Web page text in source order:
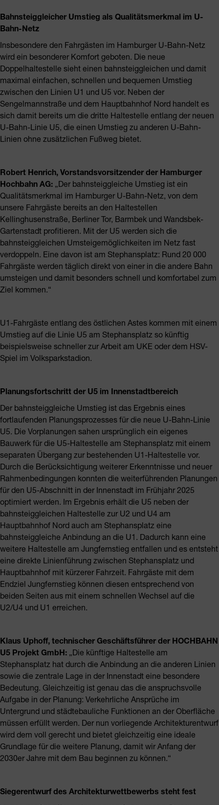
Bahnsteiggleicher Umstieg als Qualitätsmerkmal im U-
Bahn-Netz
Insbesondere den Fahrgästen im Hamburger U-Bahn-Netz
wird ein besonderer Komfort geboten. Die neue
Doppelhaltestelle sieht einen bahnsteiggleichen und damit
maximal einfachen, schnellen und bequemen Umstieg
zwischen den Linien U1 und U5 vor. Neben der
Sengelmannstraße und dem Hauptbahnhof Nord handelt es
sich damit bereits um die dritte Haltestelle entlang der neuen
U-Bahn-Linie U5, die einen Umstieg zu anderen U-Bahn-
Linien ohne zusätzlichen Fußweg bietet.
Robert Henrich, Vorstandsvorsitzender der Hamburger
Hochbahn AG: „Der bahnsteiggleiche Umstieg ist ein
Qualitätsmerkmal im Hamburger U-Bahn-Netz, von dem
unsere Fahrgäste bereits an den Haltestellen
Kellinghusenstraße, Berliner Tor, Barmbek und Wandsbek-
Gartenstadt profitieren. Mit der U5 werden sich die
bahnsteiggleichen Umsteigemöglichkeiten im Netz fast
verdoppeln. Eine davon ist am Stephansplatz: Rund 20 000
Fahrgäste werden täglich direkt von einer in die andere Bahn
umsteigen und damit besonders schnell und komfortabel zum
Ziel kommen.“
U1-Fahrgäste entlang des östlichen Astes kommen mit einem
Umstieg auf die Linie U5 am Stephansplatz so künftig
beispielsweise schneller zur Arbeit am UKE oder dem HSV-
Spiel im Volksparkstadion.
Planungsfortschritt der U5 im Innenstadtbereich
Der bahnsteiggleiche Umstieg ist das Ergebnis eines
fortlaufenden Planungsprozesses für die neue U-Bahn-Linie
U5. Die Vorplanungen sahen ursprünglich ein eigenes
Bauwerk für die U5-Haltestelle am Stephansplatz mit einem
separaten Übergang zur bestehenden U1-Haltestelle vor.
Durch die Berücksichtigung weiterer Erkenntnisse und neuer
Rahmenbedingungen konnten die weiterführenden Planungen
für den U5-Abschnitt in der Innenstadt im Frühjahr 2025
optimiert werden. Im Ergebnis erhält die U5 neben der
bahnsteiggleichen Haltestelle zur U2 und U4 am
Hauptbahnhof Nord auch am Stephansplatz eine
bahnsteiggleiche Anbindung an die U1. Dadurch kann eine
weitere Haltestelle am Jungfernstieg entfallen und es entsteht
eine direkte Linienführung zwischen Stephansplatz und
Hauptbahnhof mit kürzerer Fahrzeit. Fahrgäste mit dem
Endziel Jungfernstieg können diesen entsprechend von
beiden Seiten aus mit einem schnellen Wechsel auf die
U2/U4 und U1 erreichen.
Klaus Uphoff, technischer Geschäftsführer der HOCHBAHN
U5 Projekt GmbH: „Die künftige Haltestelle am
Stephansplatz hat durch die Anbindung an die anderen Linien
sowie die zentrale Lage in der Innenstadt eine besondere
Bedeutung. Gleichzeitig ist genau das die anspruchsvolle
Aufgabe in der Planung: Verkehrliche Ansprüche im
Untergrund und städtebauliche Funktionen an der Oberfläche
müssen erfüllt werden. Der nun vorliegende Architekturentwurf
wird dem voll gerecht und bietet gleichzeitig eine ideale
Grundlage für die weitere Planung, damit wir Anfang der
2030er Jahre mit dem Bau beginnen zu können.“
Siegerentwurf des Architekturwettbewerbs steht fest